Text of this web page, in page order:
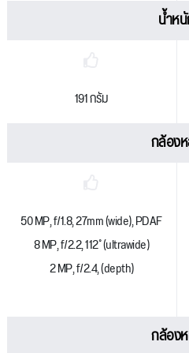
น้ำห
191 กรัม
กล้อง
50 MP, f/1.8, 27mm (wide), PDAF
8 MP, f/2.2, 112˚ (ultrawide)
2 MP, f/2.4, (depth)
กล้อง